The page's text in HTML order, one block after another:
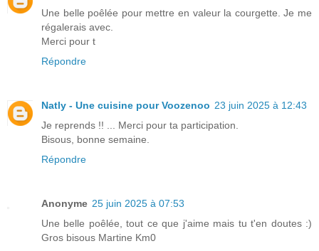
Une belle poêlée pour mettre en valeur la courgette. Je me
régalerais avec.
Merci pour t
Répondre
Natly - Une cuisine pour Voozenoo 23 juin 2025 à 12:43
Je reprends !! ... Merci pour ta participation.
Bisous, bonne semaine.
Répondre
Anonyme 25 juin 2025 à 07:53
Une belle poêlée, tout ce que j'aime mais tu t'en doutes :)
Gros bisous Martine Km0